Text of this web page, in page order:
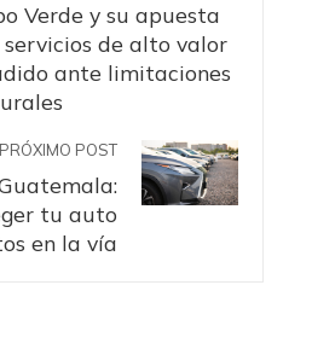
Verde y su apuesta
servicios de alto valor
ante limitaciones
PRÓXIMO POST
tu auto
en la vía